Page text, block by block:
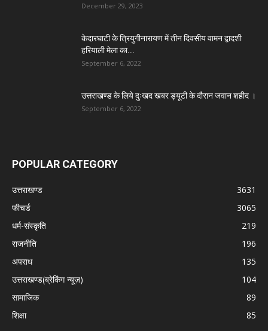
December 29, 2023
केदारघाटी के त्रियुगीनारायण में तीन दिवसीय वामन द्वादशी
हरियाली मेला का...
September 6, 2022
उत्तराखण्ड के लिये दुःखद खबर ड्यूटी के दौरान जवान शहीद ।
September 6, 2022
POPULAR CATEGORY
उत्तराखण्ड
3631
फीचर्ड
3065
धर्म-संस्कृति
219
राजनीति
196
अपराध
135
उत्तराखण्ड(ब्रेकिंग न्यूज़)
104
सामाजिक
89
शिक्षा
85